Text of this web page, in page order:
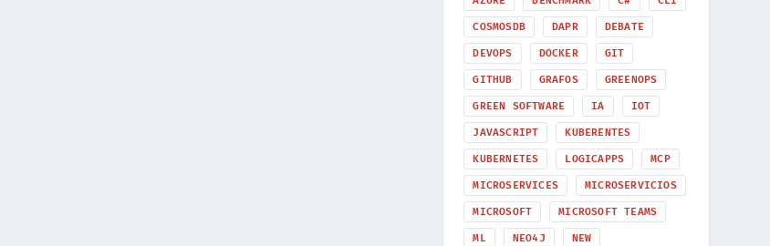
COSMOSDB DAPR DEBATE
DEVOPS DOCKER GIT
GITHUB GRAFOS GREENOPS
GREEN SOFTWARE IA IOT
JAVASCRIPT KUBERENTES
KUBERNETES LOGICAPPS MCP
MICROSERVICES MICROSERVICIOS
MICROSOFT MICROSOFT TEAMS
ML NEO4J NEW